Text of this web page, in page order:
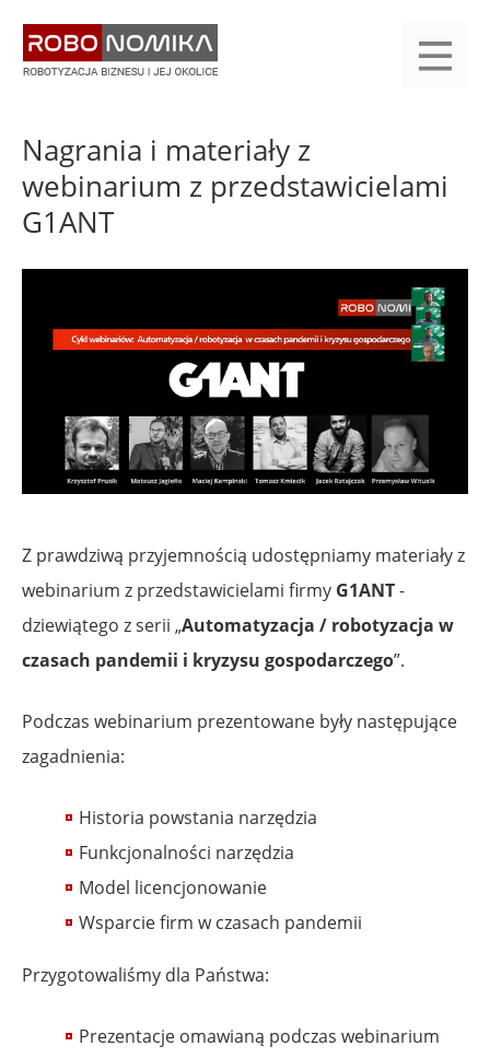
treści
yasne
main
menu
Nagrania i materiały z
webinarium z przedstawicielami
G1ANT
Z prawdziwą przyjemnością udostępniamy materiały z
webinarium z przedstawicielami firmy G1ANT-
dziewiątego z serii „Automatyzacja / robotyzacja w
czasach pandemii i kryzysu gospodarczego”.
Podczas webinarium prezentowane były następujące
zagadnienia:
Historia powstania narzędzia
Funkcjonalności narzędzia
Model licencjonowanie
Wsparcie firm w czasach pandemii
Przygotowaliśmy dla Państwa:
Prezentacje omawianą podczas webinarium